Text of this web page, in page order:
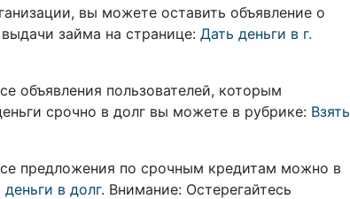
вы можете оставить объявление о
займа на странице: Дать деньги в г.
объявления пользователей, которым
срочно в долг вы можете в рубрике: Взять
предложения по срочным кредитам можно в
деньги в долг. Внимание: Остерегайтесь